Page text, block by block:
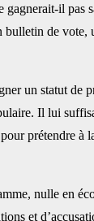
il pas
de
un statut de
Il lui
prétendre à
nulle en
et